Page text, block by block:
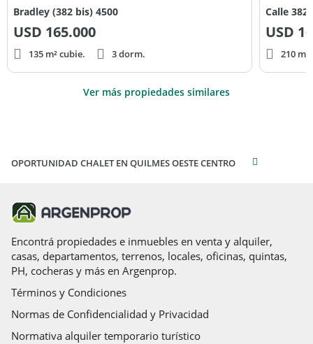
Bradley (382 bis) 4500
USD 165.000
135 m² cubie. 3 dorm.
Calle 382
USD
210
Ver más propiedades similares
OPORTUNIDAD CHALET EN QUILMES OESTE CENTRO
Encontrá propiedades e inmuebles en venta y alquiler,
casas, departamentos, terrenos, locales, oficinas, quintas,
PH, cocheras y más en Argenprop.
Términos y Condiciones
Normas de Confidencialidad y Privacidad
Normativa alquiler temporario turístico